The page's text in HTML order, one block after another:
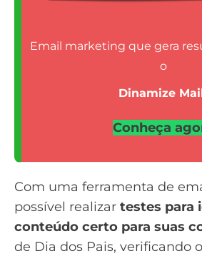
Email marketing que gera
o
Dinamize
Conheça
Com uma ferramenta de
possível realizar testes para
conteúdo certo para suas
de Dia dos Pais, verificando